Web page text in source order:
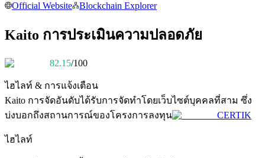
แนะนำ
คู่มือเริ่มต้นฟิวเจอร์ส
Official Website
Blockchain Explorer
Kaito การประเมินความปลอดภัย
82.15/100
ไฮไลท์ & การแจ้งเตือน
Kaito การจัดอันดับได้รับการจัดทำโดยเว็บไซต์บุคคลที่สาม ซึ่ง
บ่งบอกถึงสถานการณ์ของโครงการลงทุน
CERTIK
ไฮไลท์